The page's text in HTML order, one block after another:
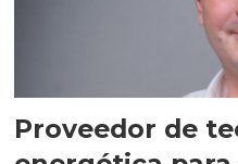
Proveedor de